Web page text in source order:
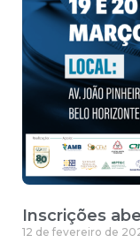
Inscrições
12 de fevereiro de